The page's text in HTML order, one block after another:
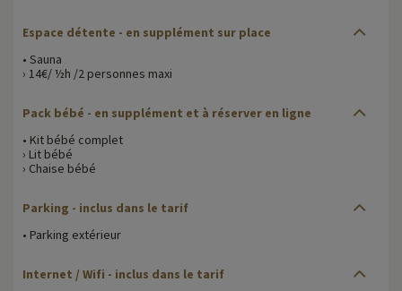
Espace détente - en supplément sur place
• Sauna
› 14€/ ½h /2 personnes maxi
Pack bébé - en supplément et à réserver en ligne
• Kit bébé complet
› Lit bébé
› Chaise bébé
Parking - inclus dans le tarif
• Parking extérieur
Internet / Wifi - inclus dans le tarif